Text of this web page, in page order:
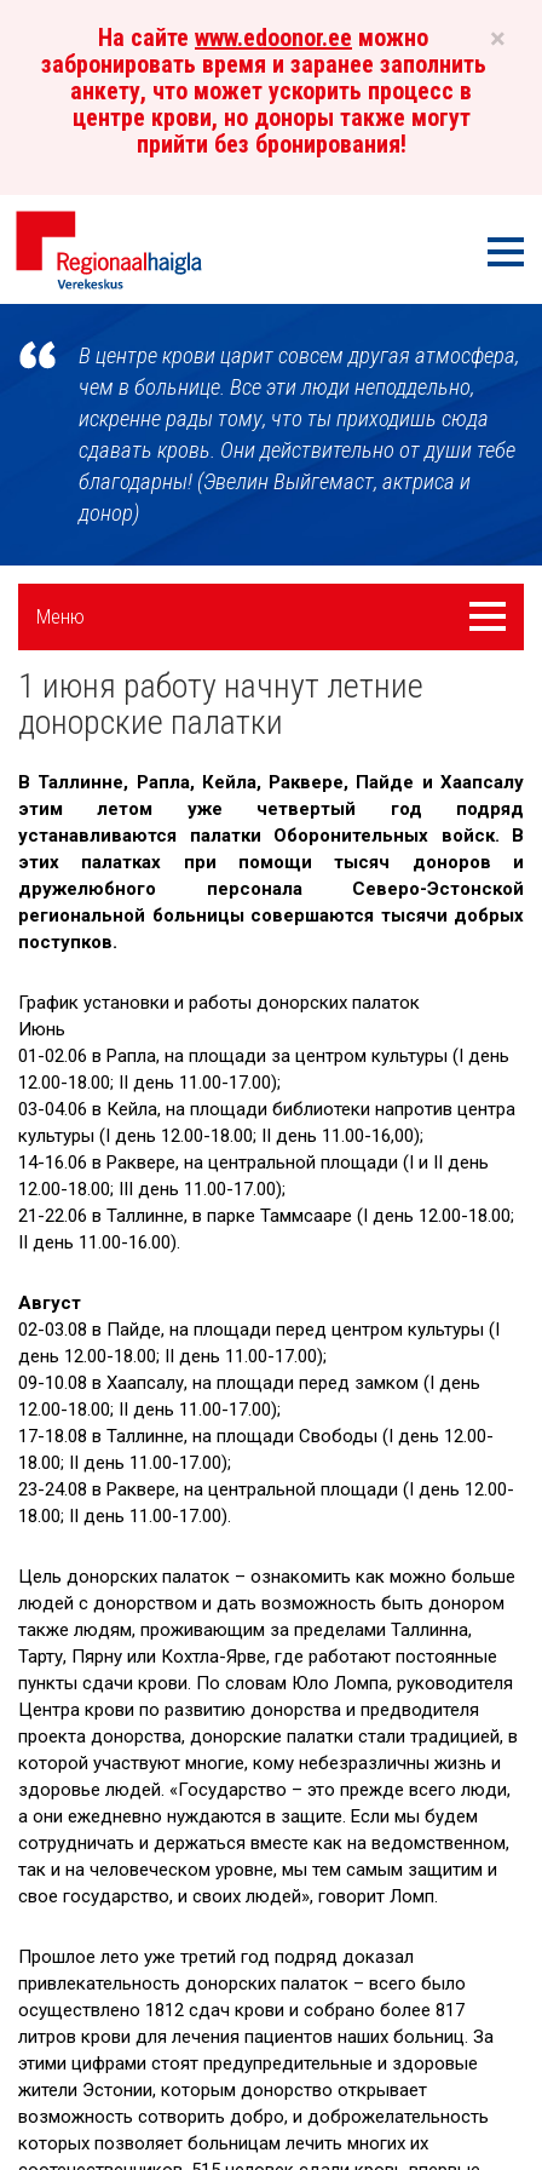
×
На сайте www.edoonor.ee можно
забронировать время и заранее заполнить
анкету, что может ускорить процесс в
центре крови, но доноры также могут
прийти без бронирования!
Центр
кровиВ центре крови царит совсем другая атмосфера,
чем в больнице. Все эти люди неподдельно,
искренне рады тому, что ты приходишь сюда
сдавать кровь. Они действительно от души тебе
благодарны! (Эвелин Выйгемаст, актриса и
донор)
Külgpaani
navigatsioon
Меню
Меню
Новости
Галерея
Сотрудничество
Вакансии
Приходите на экскурсию!
Полезные ссылки
1 июня работу начнут летние
донорские палатки
В Таллинне, Рапла, Кейла, Раквере, Пайде и Хаапсалу
этим летом уже четвертый год подряд
устанавливаются палатки Оборонительных войск. В
этих палатках при помощи тысяч доноров и
дружелюбного персонала Северо-Эстонской
региональной больницы совершаются тысячи добрых
поступков.
График установки и работы донорских палаток
Июнь
01-02.06 в Рапла, на площади за центром культуры (I день
12.00-18.00; II день 11.00-17.00);
03-04.06 в Кейла, на площади библиотеки напротив центра
культуры (I день 12.00-18.00; II день 11.00-16,00);
14-16.06 в Раквере, на центральной площади (I и II день
12.00-18.00; III день 11.00-17.00);
21-22.06 в Таллинне, в парке Таммсааре (I день 12.00-18.00;
II день 11.00-16.00).
Август
02-03.08 в Пайде, на площади перед центром культуры (I
день 12.00-18.00; II день 11.00-17.00);
09-10.08 в Хаапсалу, на площади перед замком (I день
12.00-18.00; II день 11.00-17.00);
17-18.08 в Таллинне, на площади Cвободы (I день 12.00-
18.00; II день 11.00-17.00);
23-24.08 в Раквере, на центральной площади (I день 12.00-
18.00; II день 11.00-17.00).
Цель донорских палаток – ознакомить как можно больше
людей с донорством и дать возможность быть донором
также людям, проживающим за пределами Таллинна,
Тарту, Пярну или Кохтла-Ярве, где работают постоянные
пункты сдачи крови. По словам Юло Ломпа, руководителя
Центра крови по развитию донорства и предводителя
проекта донорства, донорские палатки стали традицией, в
которой участвуют многие, кому небезразличны жизнь и
здоровье людей. «Государство – это прежде всего люди,
а они ежедневно нуждаются в защите. Если мы будем
сотрудничать и держаться вместе как на ведомственном,
так и на человеческом уровне, мы тем самым защитим и
свое государство, и своих людей», говорит Ломп.
Прошлое лето уже третий год подряд доказал
привлекательность донорских палаток – всего было
осуществлено 1812 сдач крови и собрано более 817
литров крови для лечения пациентов наших больниц. За
этими цифрами стоят предупредительные и здоровые
жители Эстонии, которым донорство открывает
возможность сотворить добро, и доброжелательность
которых позволяет больницам лечить многих их